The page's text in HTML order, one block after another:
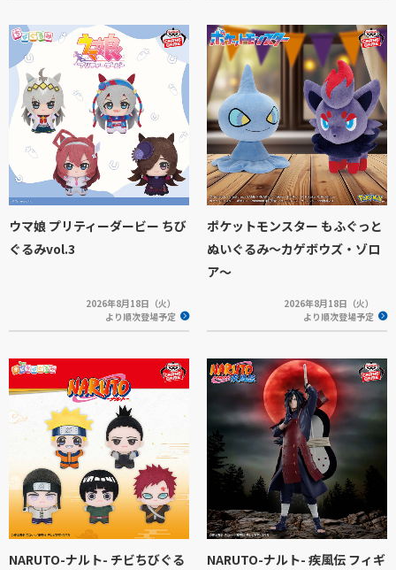
ウマ娘 プリティーダービー ちび
ぐるみvol.3
2026年8月18日（火）
より順次登場予定
ポケットモンスター もふぐっと
ぬいぐるみ～カゲボウズ・ゾロ
ア～
2026年8月18日（火）
より順次登場予定
NARUTO-ナルト- チビちびぐる
NARUTO-ナルト- 疾風伝 フィギ